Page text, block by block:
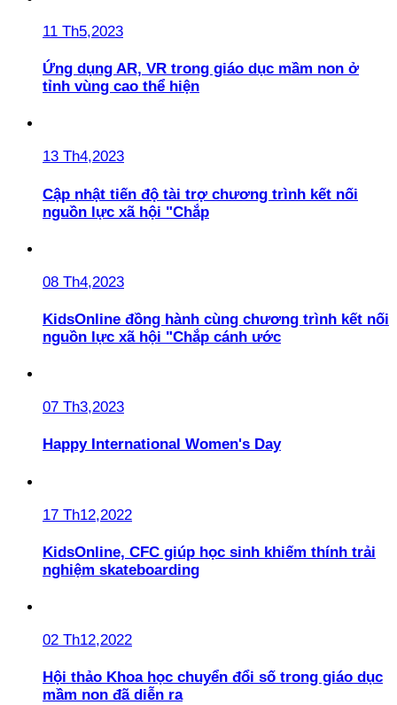
11 Th5,2023
Ứng dụng AR, VR trong giáo dục mầm non ở
tỉnh vùng cao thể hiện
13 Th4,2023
Cập nhật tiến độ tài trợ chương trình kết nối
nguồn lực xã hội "Chắp
08 Th4,2023
KidsOnline đồng hành cùng chương trình kết nối
nguồn lực xã hội "Chắp cánh ước
07 Th3,2023
Happy International Women's Day
17 Th12,2022
KidsOnline, CFC giúp học sinh khiếm thính trải
nghiệm skateboarding
02 Th12,2022
Hội thảo Khoa học chuyển đổi số trong giáo dục
mầm non đã diễn ra